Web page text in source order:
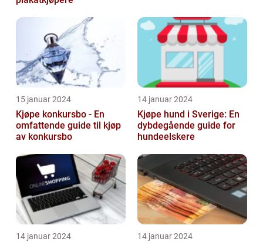
15 januar 2024
Kjøpe konkursbo - En
omfattende guide til kjøp
av konkursbo
14 januar 2024
Kjøpe hund i Sverige: En
dybdegående guide for
hundeelskere
14 januar 2024 14 januar 2024